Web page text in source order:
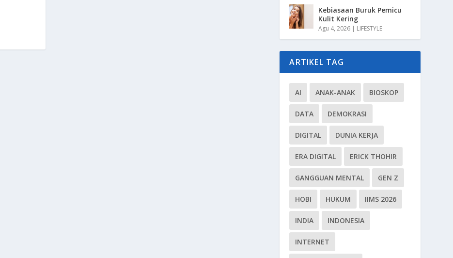
Kebiasaan Buruk Pemicu
Kulit Kering
Agu 4, 2026 | LIFESTYLE
ARTIKEL TAG
AI ANAK-ANAK BIOSKOP
DATA DEMOKRASI
DIGITAL DUNIA KERJA
ERA DIGITAL ERICK THOHIR
GANGGUAN MENTAL GEN Z
HOBI HUKUM IIMS 2026
INDIA INDONESIA
INTERNET